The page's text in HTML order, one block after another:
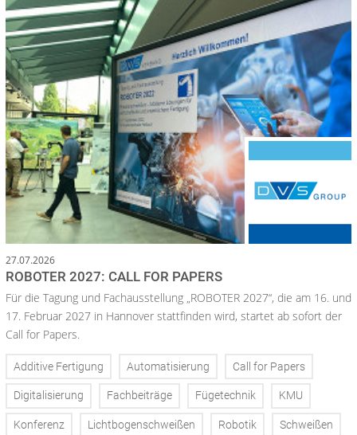
27.07.2026
ROBOTER 2027: CALL FOR PAPERS
Für die Tagung und Fachausstellung „ROBOTER 2027“, die am 16. und
17. Februar 2027 in Hannover stattfinden wird, startet ab sofort der
Call for Papers.
Additive Fertigung Automatisierung Call for Papers
Digitalisierung Fachbeiträge Fügetechnik KMU
Konferenz Lichtbogenschweißen Robotik Schweißen